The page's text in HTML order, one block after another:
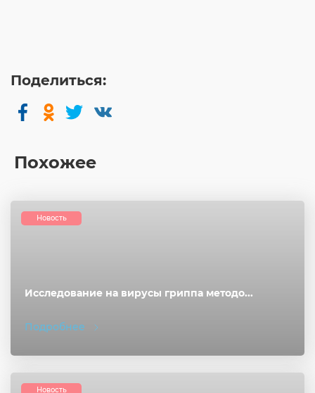
Поделиться:
Похожее
Исследование на вирусы гриппа методо...
Подробнее
Новость
Новость